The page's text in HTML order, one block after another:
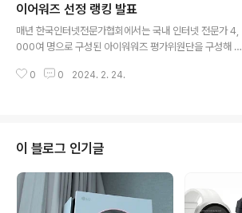
마케팅 대행사 에이토즈 소개에이토즈는 기업의 브랜드와
제품이 온라인에서 더 많은 고객에게 도달하고, 실제 매출
로 연결될 수 있도록 디지털 마케팅 전략을 기획하고 운영
하는 전문 대행사입니다.단순히 광고비만 집행하는 곳이
아니라,✔ 어떤 고객에게✔ 어떤 채널에서✔ 어떤 방식으
이어워즈 선정 랭킹 발표
매년 한국인터넷전문가협회에서는 국내 인터넷 전문가 4,
000여 명으로 구성된 아이워워즈 평가위원단을 구성해 혁
2023년에도 디지털에이전시와 온라인광고대행사등 아이
웹어워드코리아’, ‘스마트앱어워드’, ‘소셜아이어워드’, ‘인
터넷에코어워드’ 총 4개의 행사를 통칭하여 한자리에서 시
상을 진행하게 됩니다. 베스트 디지털에이전시의 경우 국
내를 대표하는 국내를 대표하는 웹사이트, 스마트앱, 소셜
미디어 분야 디지털에이전시들 중에서 아이어워즈 시상식
0 0 2024. 2. 24.
이 블로그 인기글